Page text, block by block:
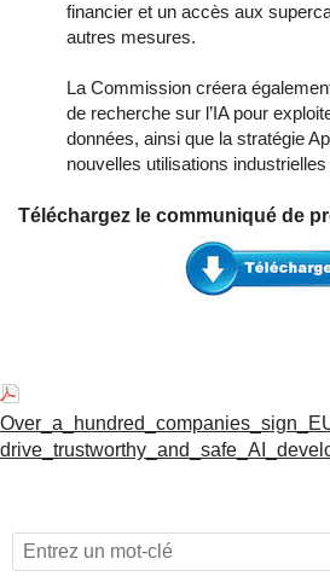
financier et un accès aux
autres mesures.
La Commission créera
de recherche sur l’IA pour
données, ainsi que la stratégie
nouvelles utilisations industrielles
Téléchargez le communiqué de